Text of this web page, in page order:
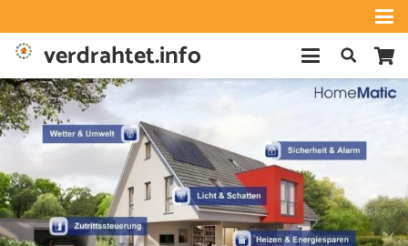
verdrahtet.info